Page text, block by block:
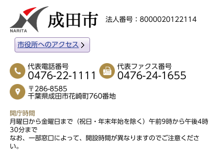
法人番号：8000020122114
市役所へのアクセス
代表電話番号
0476-22-1111
代表ファクス番号
0476-24-1655
〒286-8585
千葉県成田市花崎町760番地
開庁時間
月曜日から金曜日まで（祝日・年末年始を除く）午前9時から午後4時
30分まで
なお、一部窓口によって、開設時間が異なりますのでご注意くださ
い。